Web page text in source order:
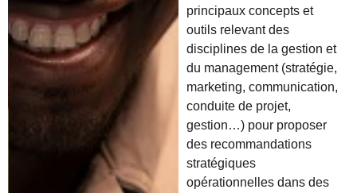
principaux concepts et
outils relevant des
disciplines de la gestion et
du management (stratégie,
marketing, communication,
conduite de projet,
gestion…) pour proposer
des recommandations
stratégiques
opérationnelles dans des